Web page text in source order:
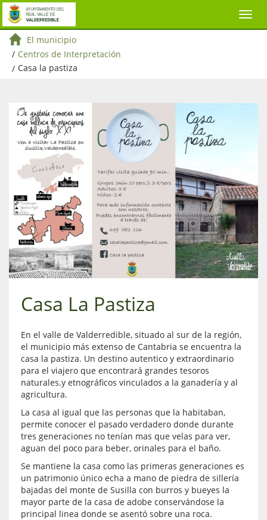
El municipio
/ Centros de Interpretación
/ Casa la pastiza
Casa La Pastiza
En el valle de Valderredible, situado al sur de la región,
el municipio más extenso de Cantabria se encuentra la
casa la pastiza. Un destino autentico y extraordinario
para el viajero que encontrará grandes tesoros
naturales.y etnográficos vinculados a la ganadería y al
agricultura.
La casa al igual que las personas que la habitaban,
permite conocer el pasado verdadero donde durante
tres generaciones no tenían mas que velas para ver,
aguan del poco para beber, orinales para el baño.
Se mantiene la casa como las primeras generaciones es
un patrimonio único echa a mano de piedra de sillería
bajadas del monte de Susilla con burros y bueyes la
mayor parte de la casa de adobe conservándose la
principal linea donde se asentó sobre una roca.